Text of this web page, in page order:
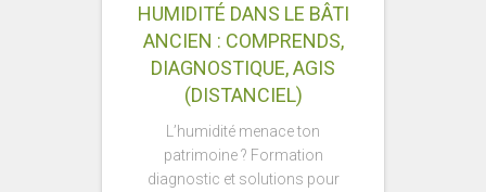
HUMIDITÉ DANS LE BÂTI
ANCIEN : COMPRENDS,
DIAGNOSTIQUE, AGIS
(DISTANCIEL)
L’humidité menace ton
patrimoine ? Formation
diagnostic et solutions pour